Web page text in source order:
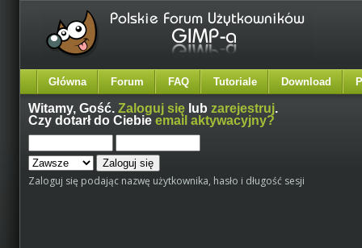
Główna Forum FAQ Tutoriale Download
Witamy, Gość. Zaloguj się lub zarejestruj.
Czy dotarł do Ciebie email aktywacyjny?
Zaloguj się podając nazwę użytkownika, hasło i długość sesji